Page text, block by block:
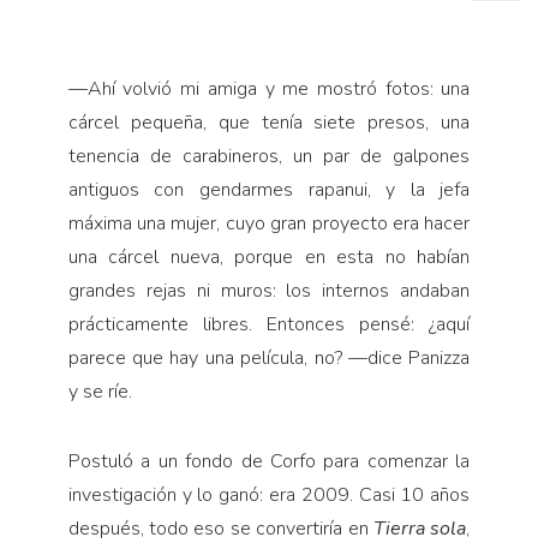
—Ahí volvió mi amiga y me mostró fotos: una
cárcel pequeña, que tenía siete presos, una
tenencia de carabineros, un par de galpones
antiguos con gendarmes rapanui, y la jefa
máxima una mujer, cuyo gran proyecto era hacer
una cárcel nueva, porque en esta no habían
grandes rejas ni muros: los internos andaban
prácticamente libres. Entonces pensé: ¿aquí
parece que hay una película, no? —dice Panizza
y se ríe.
Postuló a un fondo de Corfo para comenzar la
investigación y lo ganó: era 2009. Casi 10 años
después, todo eso se convertiría en Tierra sola,